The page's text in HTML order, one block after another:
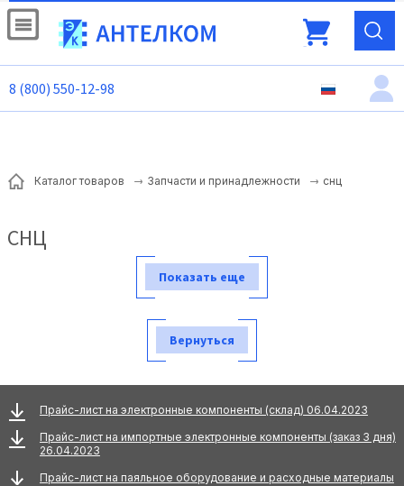
8 (800) 550-12-98
Каталог товаров Запчасти и принадлежности снц
СНЦ
Показать еще
Вернуться
Прайс-лист на электронные компоненты (склад) 06.04.2023
Прайс-лист на импортные электронные компоненты (заказ 3 дня)
26.04.2023
Прайс-лист на паяльное оборудование и расходные материалы